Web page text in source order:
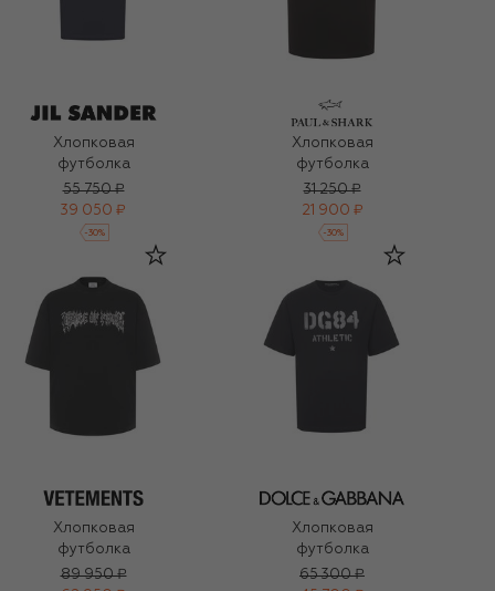
Хлопковая
футболка
55 750 ₽
39 050 ₽
-30%
Хлопковая
футболка
31 250 ₽
21 900 ₽
-30%
Хлопковая
футболка
89 950 ₽
Хлопковая
футболка
65 300 ₽